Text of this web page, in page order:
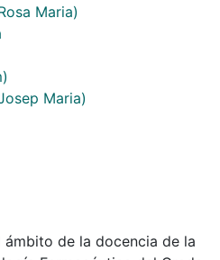
Maria)
Maria)
de la docencia de la